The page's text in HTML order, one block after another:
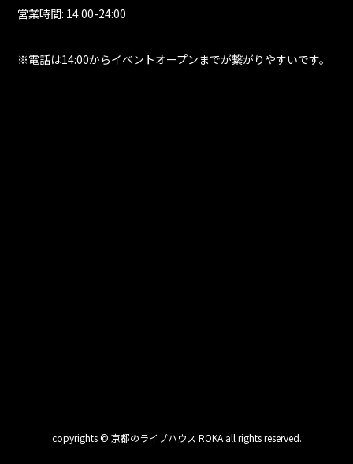
営業時間: 14:00-24:00
※電話は14:00からイベントオープンまでが繋がりやすいです。
copyrights © 京都のライブハウス ROKA all rights reserved.